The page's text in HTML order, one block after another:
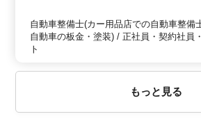
自動車整備士(カー用品店での自動車整備
自動車の板金・塗装) / 正社員・契約社員
ト
もっと見る